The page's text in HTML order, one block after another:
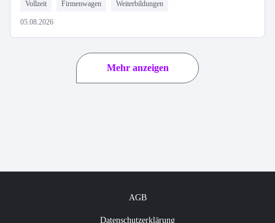
Vollzeit Firmenwagen Weiterbildungen
05.08.2026
Mehr anzeigen
AGB
Datenschutzerklärung